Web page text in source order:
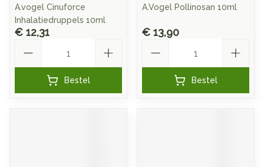
A.vogel Cinuforce
Inhalatiedruppels 10ml
€ 12,31
Bestel
A.Vogel Pollinosan 10ml
€ 13,90
Bestel